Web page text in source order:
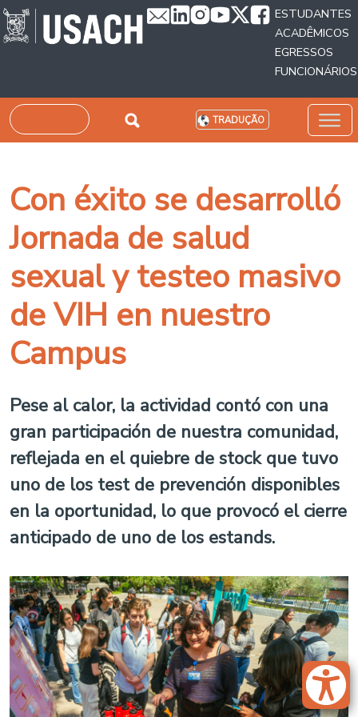
Passar para o conteúdo principal
ESTUDANTES
ACADÊMICOS
EGRESSOS
FUNCIONÁRIOS
Pesquisar TRADUÇÃO
Con éxito se desarrolló
Jornada de salud
sexual y testeo masivo
de VIH en nuestro
Campus
Pese al calor, la actividad contó con una
gran participación de nuestra comunidad,
reflejada en el quiebre de stock que tuvo
uno de los test de prevención disponibles
en la oportunidad, lo que provocó el cierre
anticipado de uno de los estands.